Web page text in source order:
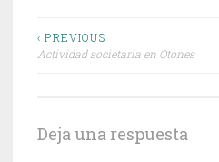
Navegación
‹ PREVIOUS
Actividad societaria en Otones
Deja una respuesta